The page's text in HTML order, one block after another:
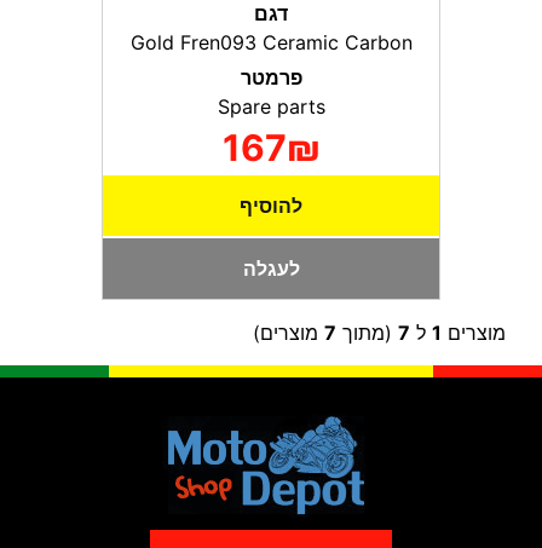
דגם
Gold Fren093 Ceramic Carbon
פרמטר
Spare parts
167₪
להוסיף
לעגלה
מוצרים 1 ל 7 (מתוך 7 מוצרים)